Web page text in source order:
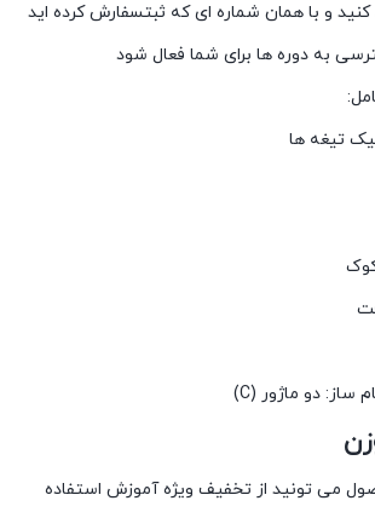
کنید و با همان شماره ای که ثبتسفارش کرده اید
به دوره ها برای شما فعال شود
:
تیغه ها
ساز: دو ماژور (C)
می تونید از تخفیف ویژه آموزش استفاده